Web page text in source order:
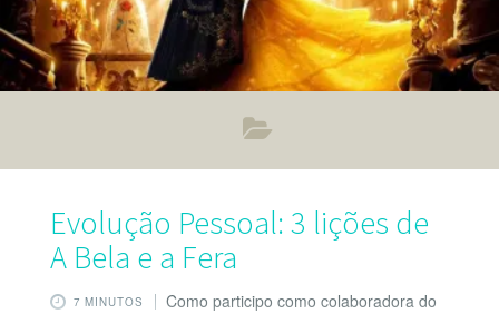
Evolução Pessoal: 3 lições de
A Bela e a Fera
7 MINUTOS
Como participo como colaboradora do